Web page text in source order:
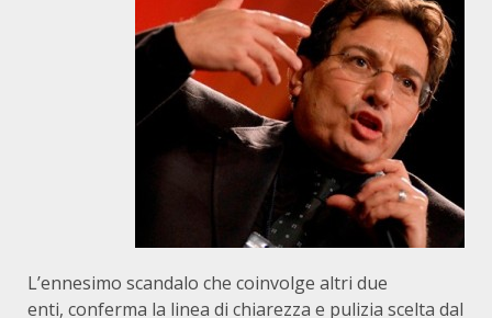
L’ennesimo scandalo che coinvolge altri due
enti, conferma la linea di chiarezza e pulizia scelta dal